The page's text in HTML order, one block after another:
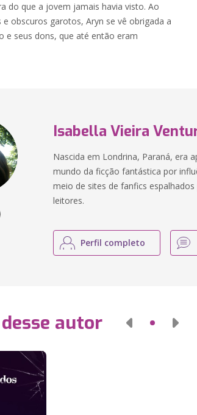
do que a jovem jamais havia visto. Ao
obscuros garotos, Aryn se vê obrigada a
e seus dons, que até então eram
Isabella Vieira
Nascida em Londrina, Paraná, era
mundo da ficção fantástica por
meio de sites de fanfics
leitores.
Perfil completo
autor